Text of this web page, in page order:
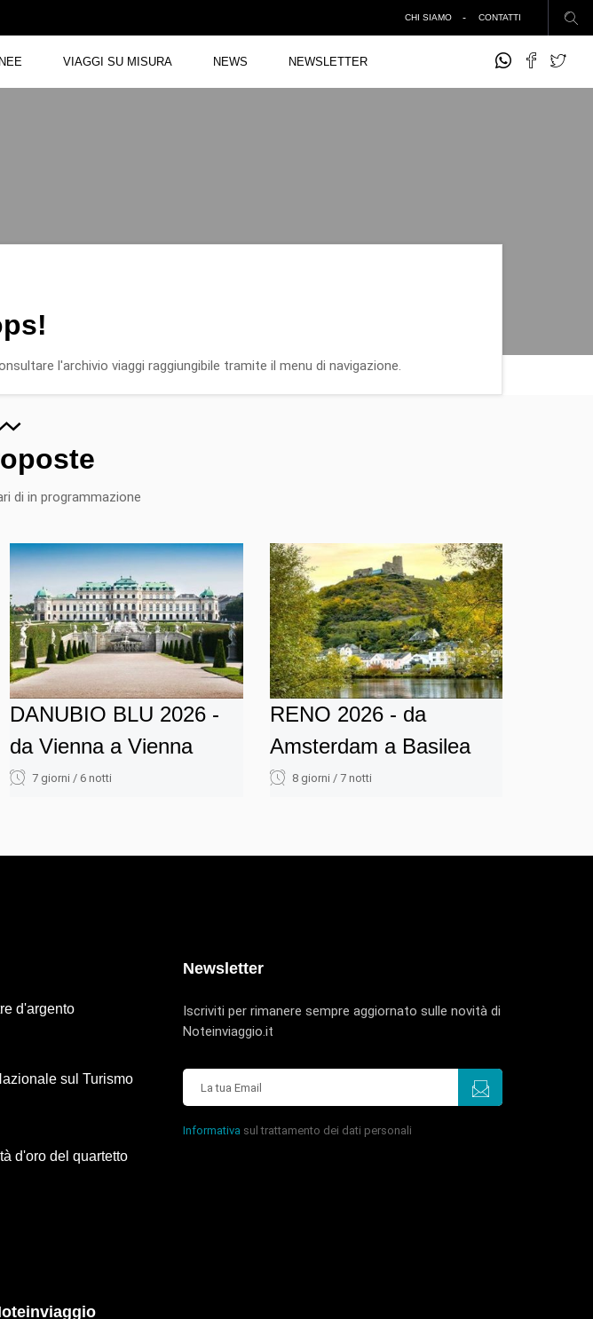
CHI SIAMO CONTATTI
VIAGGI SU MISURA NEWS NEWSLETTER
l'archivio viaggi raggiungibile tramite il menu di navigazione.
di in programmazione
DANUBIO BLU 2026 -
da Vienna a Vienna
7 giorni / 6 notti
RENO 2026 - da
Amsterdam a Basilea
8 giorni / 7 notti
d'argento
sul Turismo
d'oro del quartetto
Newsletter
Iscriviti per rimanere sempre aggiornato sulle novità di
Noteinviaggio.it
Informativa sul trattamento dei dati personali